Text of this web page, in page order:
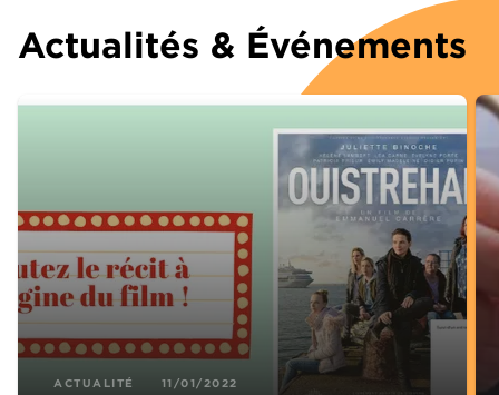
Actualités & Événements
ACTUALITÉ 11/01/2022